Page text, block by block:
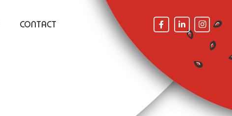
CONTACT